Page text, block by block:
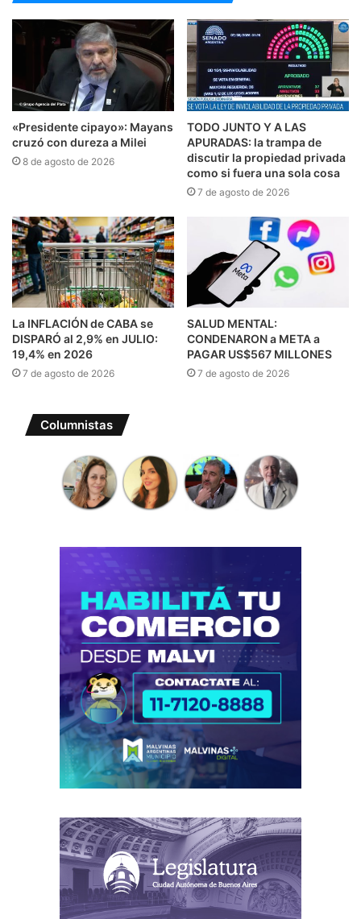
«Presidente cipayo»: Mayans
cruzó con dureza a Milei
8 de agosto de 2026
TODO JUNTO Y A LAS
APURADAS: la trampa de
discutir la propiedad privada
como si fuera una sola cosa
7 de agosto de 2026
La INFLACIÓN de CABA se
DISPARÓ al 2,9% en JULIO:
19,4% en 2026
7 de agosto de 2026
SALUD MENTAL:
CONDENARON a META a
PAGAR US$567 MILLONES
7 de agosto de 2026
Columnistas